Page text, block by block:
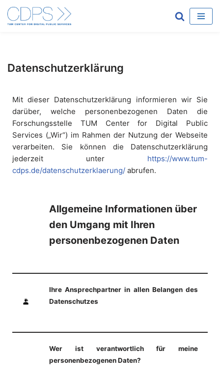
Zum
Datenschutzerklärung
Mit dieser Datenschutzerklärung informieren wir Sie
darüber, welche personenbezogenen Daten die
Forschungsstelle TUM Center for Digital Public
Services („Wir“) im Rahmen der Nutzung der Webseite
verarbeiten. Sie können die Datenschutzerklärung
jederzeit unter https://www.tum-
cdps.de/datenschutzerklaerung/ abrufen.
Allgemeine Informationen über
den Umgang mit Ihren
personenbezogenen Daten
Ihre Ansprechpartner in allen Belangen des
Datenschutzes
Wer ist verantwortlich für meine
personenbezogenen Daten?